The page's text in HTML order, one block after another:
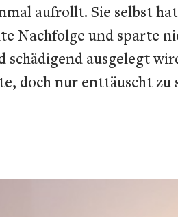
aufrollt. Sie selbst
Nachfolge und sparte
ausgelegt
doch nur enttäuscht zu